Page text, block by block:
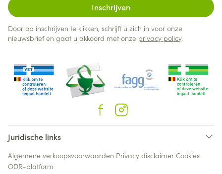
Inschrijven
Door op inschrijven te klikken, schrijft u zich in voor onze
nieuwsbrief en gaat u akkoord met onze privacy policy.
Juridische links
Algemene verkoopsvoorwaarden Privacy disclaimer Cookies
ODR-platform